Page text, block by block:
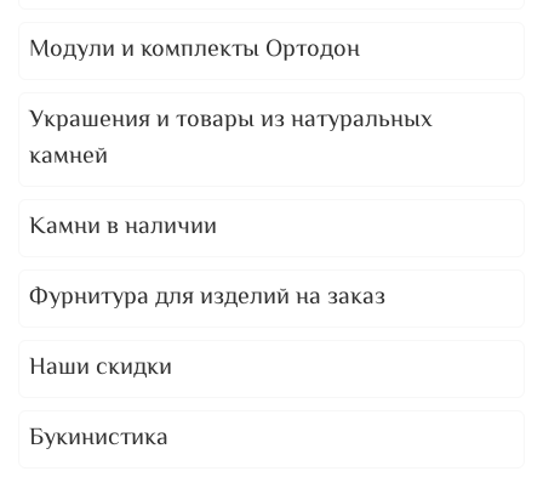
Модули и комплекты Ортодон
Украшения и товары из натуральных
камней
Камни в наличии
Фурнитура для изделий на заказ
Наши скидки
Букинистика